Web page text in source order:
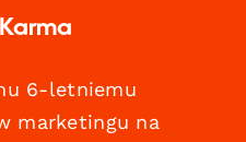
6-letniemu
marketingu na